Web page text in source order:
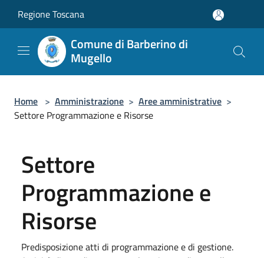
Regione Toscana
Comune di Barberino di
Mugello
Home > Amministrazione > Aree amministrative >
Settore Programmazione e Risorse
Settore
Programmazione e
Risorse
Predisposizione atti di programmazione e di gestione.